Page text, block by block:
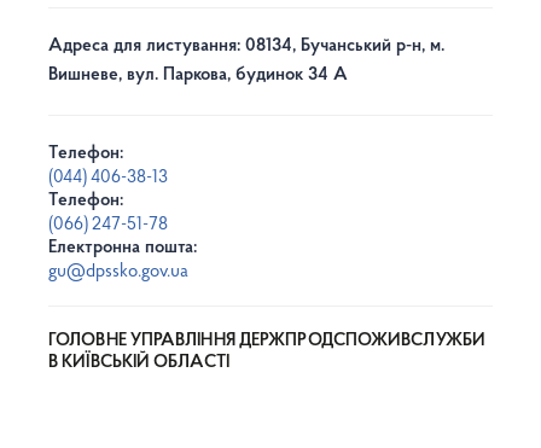
Адреса для листування: 08134, Бучанський р-н, м.
Вишневе, вул. Паркова, будинок 34 А
Телефон:
(044) 406-38-13
Телефон:
(066) 247-51-78
Електронна пошта:
gu@dpssko.gov.ua
ГОЛОВНЕ УПРАВЛІННЯ ДЕРЖПРОДСПОЖИВСЛУЖБИ
В КИЇВСЬКІЙ ОБЛАСТІ